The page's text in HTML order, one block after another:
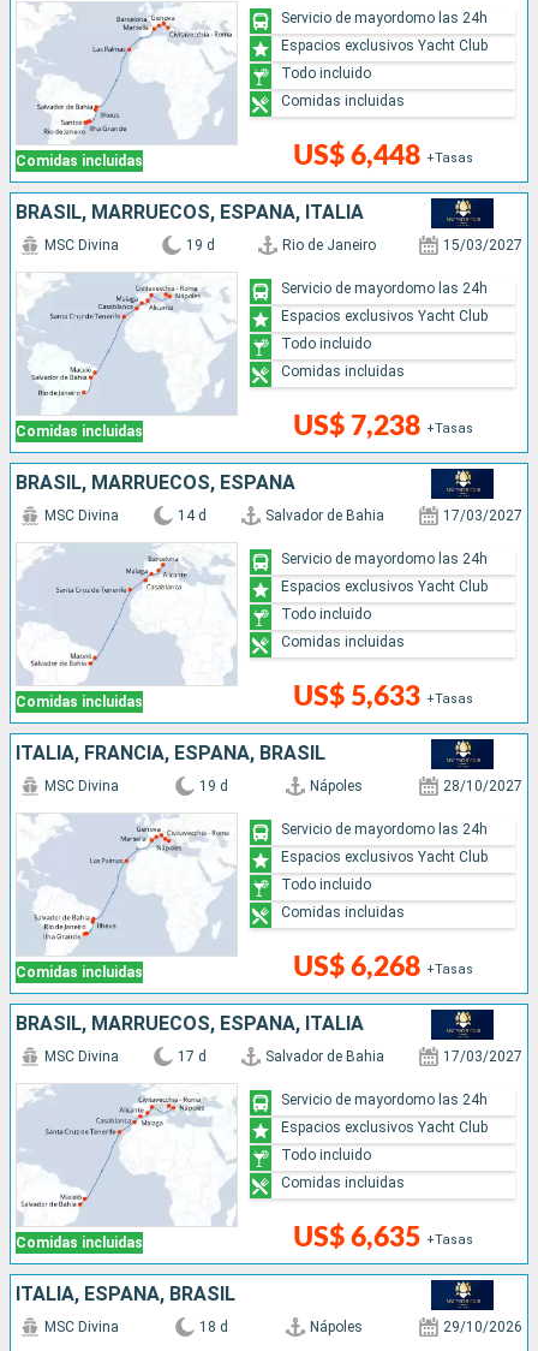
Comidas incluidas US$ 6,448 +Tasas
Servicio de mayordomo las 24h
Espacios exclusivos Yacht Club
Todo incluido
Comidas incluidas
BRASIL, MARRUECOS, ESPAÑA, ITALIA
Comidas incluidas
MSC Divina 19 d Rio de Janeiro 15/03/2027
US$ 7,238 +Tasas
Servicio de mayordomo las 24h
Espacios exclusivos Yacht Club
Todo incluido
Comidas incluidas
BRASIL, MARRUECOS, ESPAÑA
Comidas incluidas
MSC Divina 14 d Salvador de Bahia 17/03/2027
US$ 5,633 +Tasas
Servicio de mayordomo las 24h
Espacios exclusivos Yacht Club
Todo incluido
Comidas incluidas
ITALIA, FRANCIA, ESPAÑA, BRASIL
Comidas incluidas
MSC Divina 19 d Nápoles 28/10/2027
US$ 6,268 +Tasas
Servicio de mayordomo las 24h
Espacios exclusivos Yacht Club
Todo incluido
Comidas incluidas
BRASIL, MARRUECOS, ESPAÑA, ITALIA
Comidas incluidas
MSC Divina 17 d Salvador de Bahia 17/03/2027
US$ 6,635 +Tasas
Servicio de mayordomo las 24h
Espacios exclusivos Yacht Club
Todo incluido
Comidas incluidas
ITALIA, ESPAÑA, BRASIL
MSC Divina 18 d Nápoles 29/10/2026